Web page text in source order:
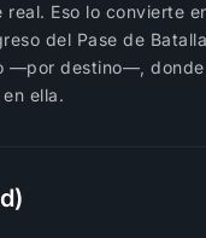
Eso lo convierte
del Pase de
destino—,
ella.